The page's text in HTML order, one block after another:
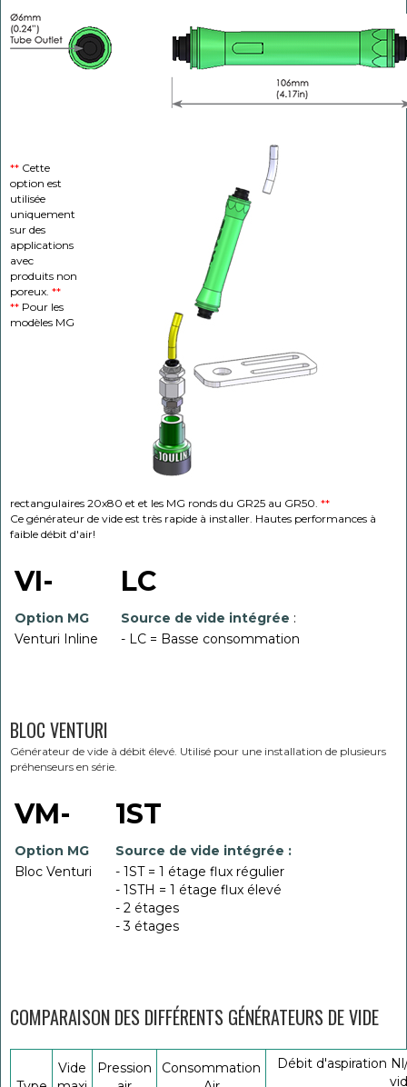
** Cette
option est
utilisée
uniquement
sur des
applications
avec
produits non
poreux. **
** Pour les
modèles MG
rectangulaires 20x80 et et les MG ronds du GR25 au GR50. **
Ce générateur de vide est très rapide à installer. Hautes performances à
faible débit d'air!
VI- LC
Option MG
Venturi Inline
Source de vide intégrée :
- LC = Basse consommation
BLOC VENTURI
Générateur de vide à débit élevé. Utilisé pour une installation de plusieurs
préhenseurs en série.
VM- 1ST
Option MG
Bloc Venturi
Source de vide intégrée :
- 1ST = 1 étage flux régulier
- 1STH = 1 étage flux élevé
- 2 étages
- 3 étages
COMPARAISON DES DIFFÉRENTS GÉNÉRATEURS DE VIDE
Vide
Pression
Consommation
Débit d'aspiration